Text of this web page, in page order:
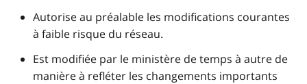
Autorise au préalable les modifications courantes
à faible risque du réseau.
Est modifiée par le ministère de temps à autre de
manière à refléter les changements importants